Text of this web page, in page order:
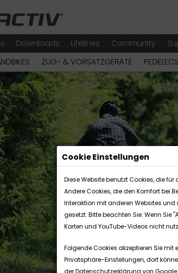
Downloads Lifelines Community
ZUG- & VORSATZGERÄTE PEDELECS
Cookie Einstellungen
Diese Website benutzt Cookies, die
Andere Cookies, die den Komfort bei
Interaktion mit anderen Websites und
gesetzt. Bitte beachten Sie: Wenn Sie
Karten und YouTube-Videos nicht
Folgende Cookies akzeptieren Sie mit
Privatsphäre-Einstellungen, dort
der Datenschutzerklärung von